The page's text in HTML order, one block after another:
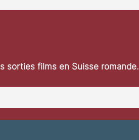
sorties films en Suisse romande.